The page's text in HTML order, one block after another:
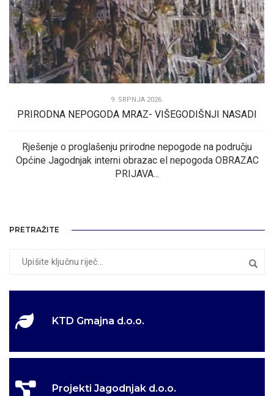
9. SRPNJA 2026.
PRIRODNA NEPOGODA MRAZ- VIŠEGODIŠNJI NASADI
Rješenje o proglašenju prirodne nepogode na području
Općine Jagodnjak interni obrazac el nepogoda OBRAZAC
PRIJAVA...
PRETRAŽITE
KTD Gmajna d.o.o.
Projekti Jagodnjak d.o.o.